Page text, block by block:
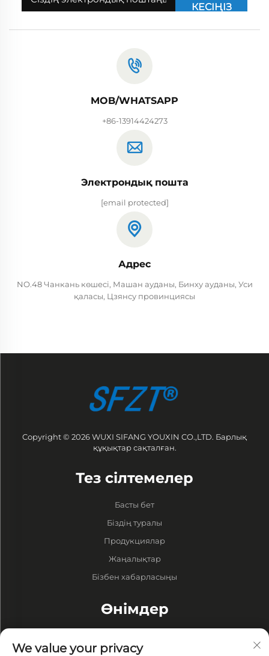
КЕСІҢІЗ
MOB/WHATSAPP
+86-13914424273
Электрондық пошта
[email protected]
Адрес
NO.48 Чанкань көшесі, Машан ауданы, Бинху ауданы, Уси
қаласы, Цзянсу провинциясы
Copyright © 2026 WUXI SIFANG YOUXIN CO.,LTD. Барлық
құқықтар сақталған.
Тез сілтемелер
Басты бет
Біздің туралы
Продукциялар
Жаңалықтар
Бізбен хабарласыңы
Өнімдер
Вакуумдық Сорғы
We value your privacy